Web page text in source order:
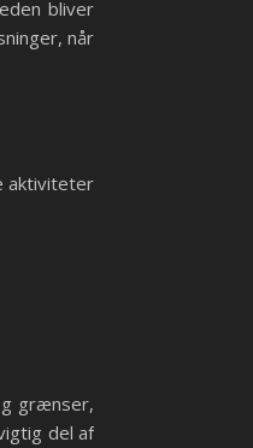
bliver
når
aktiviteter
grænser,
del af